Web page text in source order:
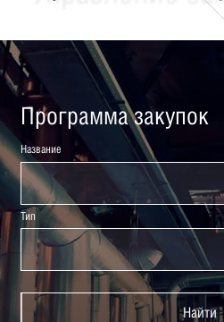
Программа закупок
Название
Тип
Найти